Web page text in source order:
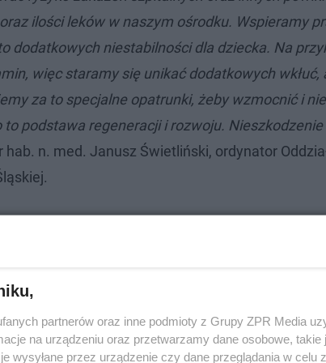
ilości leków w naszym ośrodku. Wspieramy
niestabilności dla dziecka. Na
więc staramy się unikać dodatkowych wkłuć,
za to specjalne opatrunki, żeby wzmocnić i
podstawa regeneracji i rozwoju.
n. med. Janusz Świetliński, ordynator
partnerów oraz inne podmioty z Grupy ZPR Media
na urządzeniu oraz przetwarzamy dane osobowe, takie
wysyłane przez urządzenie czy dane przeglądania w celu